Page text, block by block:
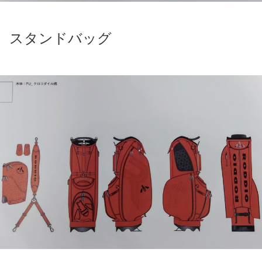
スタンドバッグ